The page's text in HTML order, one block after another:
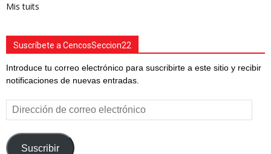
Mis tuits
Suscríbete a CencosSeccion22
Introduce tu correo electrónico para suscribirte a este sitio y recibir
notificaciones de nuevas entradas.
Dirección
de
electrónico
Suscribir